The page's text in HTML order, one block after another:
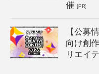
催[PR]
【公募
向け創
リエイ